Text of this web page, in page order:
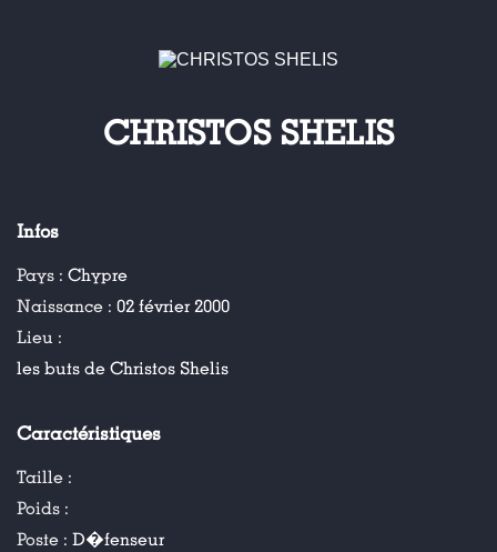
CHRISTOS SHELIS
Infos
Pays : Chypre
Naissance : 02 février 2000
Lieu :
les buts de Christos Shelis
Caractéristiques
Taille :
Poids :
Poste : D�fenseur